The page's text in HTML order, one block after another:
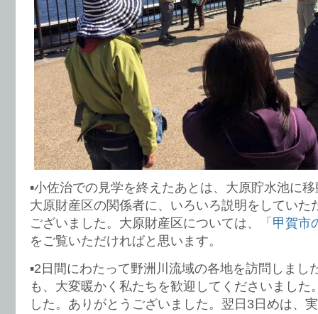
▪︎小佐治での見学を終えたあとは、大原貯水池に
大原財産区の関係者に、いろいろ説明をしていた
ございました。大原財産区については、
「甲賀
をご覧いただければと思います。
▪︎2日間にわたって野洲川流域の各地を訪問しまし
も、大変暖かく私たちを歓迎してくださいました
した。ありがとうございました。翌日3日めは、